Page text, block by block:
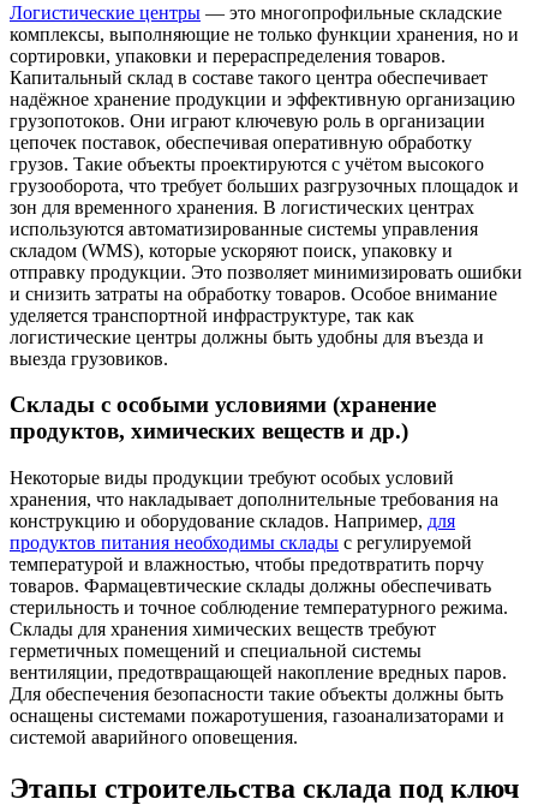
Логистические центры — это многопрофильные складские
комплексы, выполняющие не только функции хранения, но и
сортировки, упаковки и перераспределения товаров.
Капитальный склад в составе такого центра обеспечивает
надёжное хранение продукции и эффективную организацию
грузопотоков. Они играют ключевую роль в организации
цепочек поставок, обеспечивая оперативную обработку
грузов. Такие объекты проектируются с учётом высокого
грузооборота, что требует больших разгрузочных площадок и
зон для временного хранения. В логистических центрах
используются автоматизированные системы управления
складом (WMS), которые ускоряют поиск, упаковку и
отправку продукции. Это позволяет минимизировать ошибки
и снизить затраты на обработку товаров. Особое внимание
уделяется транспортной инфраструктуре, так как
логистические центры должны быть удобны для въезда и
выезда грузовиков.
Склады с особыми условиями (хранение
продуктов, химических веществ и др.)
Некоторые виды продукции требуют особых условий
хранения, что накладывает дополнительные требования на
конструкцию и оборудование складов. Например, для
продуктов питания необходимы склады с регулируемой
температурой и влажностью, чтобы предотвратить порчу
товаров. Фармацевтические склады должны обеспечивать
стерильность и точное соблюдение температурного режима.
Склады для хранения химических веществ требуют
герметичных помещений и специальной системы
вентиляции, предотвращающей накопление вредных паров.
Для обеспечения безопасности такие объекты должны быть
оснащены системами пожаротушения, газоанализаторами и
системой аварийного оповещения.
Этапы строительства склада под ключ